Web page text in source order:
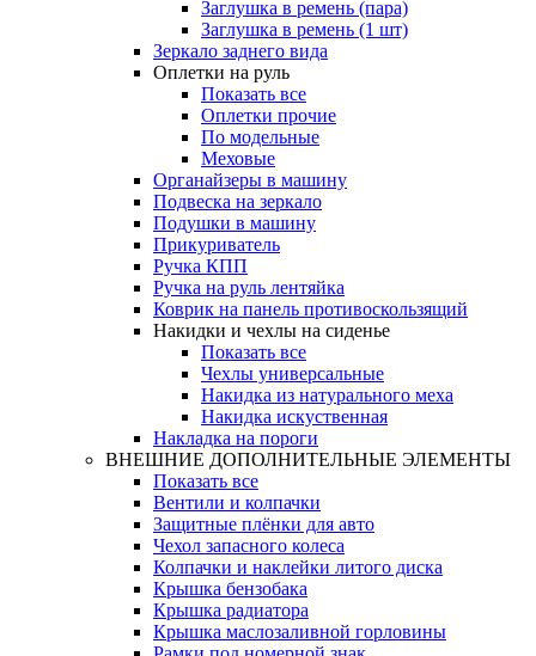
Заглушка в ремень (пара)
Заглушка в ремень (1 шт)
Зеркало заднего вида
Оплетки на руль
Показать все
Оплетки прочиe
По модельные
Меховые
Органайзеры в машину
Подвеска на зеркало
Подушки в машину
Прикуриватель
Ручка КПП
Ручка на руль лентяйка
Коврик на панель противоскользящий
Накидки и чехлы на сиденье
Показать все
Чехлы универсальные
Накидка из натурального меха
Накидка искуственная
Накладка на пороги
ВНЕШНИЕ ДОПОЛНИТЕЛЬНЫЕ ЭЛЕМЕНТЫ
Показать все
Вентили и колпачки
Защитные плёнки для авто
Чехол запасного колеса
Колпачки и наклейки литого диска
Крышка бензобака
Крышка радиатора
Крышка маслозаливной горловины